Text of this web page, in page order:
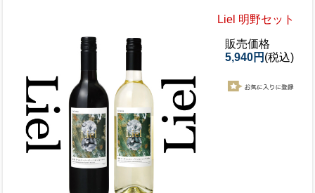
Liel 明野セット
販売価格
5,940円 (税込)